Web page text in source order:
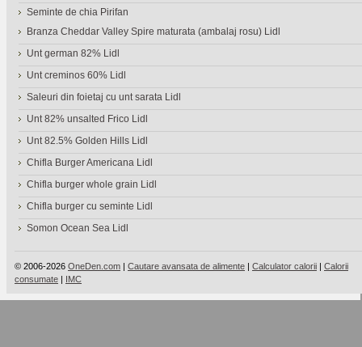
Seminte de chia Pirifan
Branza Cheddar Valley Spire maturata (ambalaj rosu) Lidl
Unt german 82% Lidl
Unt creminos 60% Lidl
Saleuri din foietaj cu unt sarata Lidl
Unt 82% unsalted Frico Lidl
Unt 82.5% Golden Hills Lidl
Chifla Burger Americana Lidl
Chifla burger whole grain Lidl
Chifla burger cu seminte Lidl
Somon Ocean Sea Lidl
© 2006-2026 OneDen.com | Cautare avansata de alimente | Calculator calorii | Calorii
consumate | IMC